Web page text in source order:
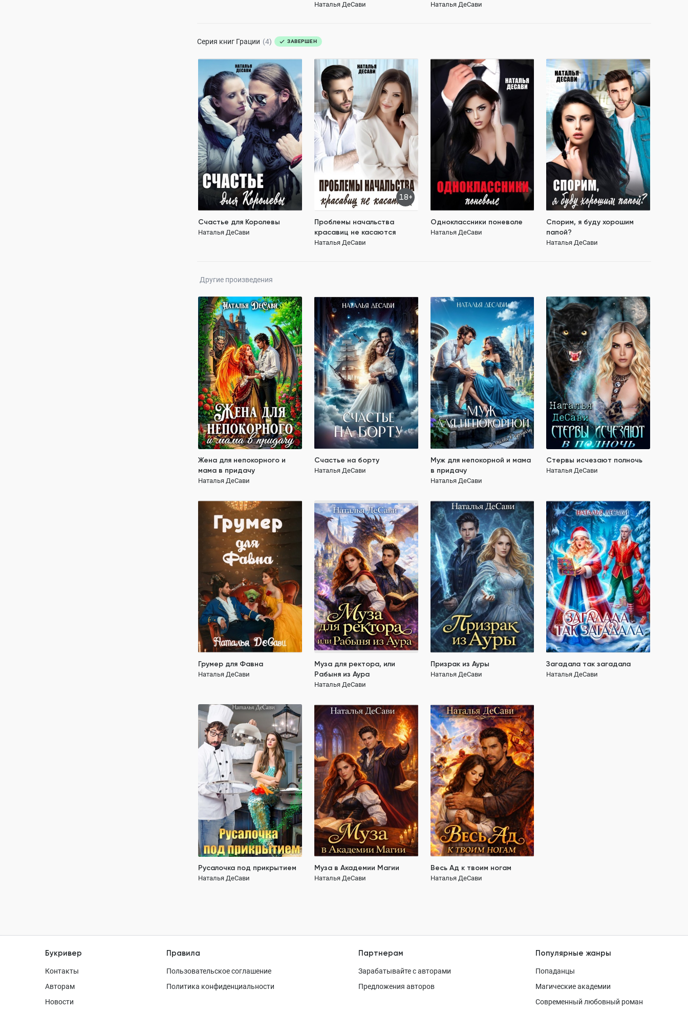
Наталья ДеСави
129 ₽
Наталья ДеСави
129 ₽
Серия книг Грации (4) ЗАВЕРШЕН
Счастье для Королевы
Наталья ДеСави
Счастье для Королевы
Наталья ДеСави
ПОЛНОСТЬЮ
105.3K
служебный роман
лучшие подруги
18+
Проблемы начальства
красавиц не касаются
Наталья ДеСави
Проблемы начальства
красавиц не касаются
Наталья ДеСави
ПОЛНОСТЬЮ
104.8K
противостояние героев
сильный мужчина
герой полицейский
109 ₽
Одноклассники поневоле
Наталья ДеСави
Одноклассники поневоле
Наталья ДеСави
ПОЛНОСТЬЮ
95.1K
встреча через время
бывшие одноклассники
Спорим, я буду хорошим
папой?
Наталья ДеСави
Спорим, я буду хорошим
папой?
Наталья ДеСави
ПОЛНОСТЬЮ
90.6K
Богатый мужчина
любовь на спор
енот
119 ₽
Другие произведения
Жена для непокорного и
мама в придачу
Наталья ДеСави
Жена для непокорного и
мама в придачу
Наталья ДеСави
ПОЛНОСТЬЮ
385.2K
властный герой нежная героиня
вредная свекровь
209 ₽
Счастье на борту
Наталья ДеСави
Счастье на борту
Наталья ДеСави
ПОЛНОСТЬЮ
353.2K
попаданка пираты
морские приключения
Муж для непокорной и мама
в придачу
Наталья ДеСави
Муж для непокорной и мама
в придачу
Наталья ДеСави
ПОЛНОСТЬЮ
335.1K
от ненависти до любви
непокорная героиня
укрощение строптивой
189 ₽
Стервы исчезают полночь
Наталья ДеСави
Стервы исчезают полночь
Наталья ДеСави
ПОЛНОСТЬЮ
282.7K
магия попаданка оборотень
Грумер для Фавна
Наталья ДеСави
Грумер для Фавна
Наталья ДеСави
ПОЛНОСТЬЮ
439.8K
сильная героиня дети животные
189 ₽
Муза для ректора, или
Рабыня из Аура
Наталья ДеСави
Муза для ректора, или
Рабыня из Аура
Наталья ДеСави
ПОЛНОСТЬЮ
442.1K
властный герой сильная героиня
попаданка
189 ₽
Призрак из Ауры
Наталья ДеСави
Призрак из Ауры
Наталья ДеСави
ПОЛНОСТЬЮ
81.0K
тайна
призрак замок
Загадала так загадала
Наталья ДеСави
Загадала так загадала
Наталья ДеСави
ПОЛНОСТЬЮ
349.6K
новый год эльфы толстушка
Русалочка под прикрытием
Наталья ДеСави
Русалочка под прикрытием
Наталья ДеСави
ПОЛНОСТЬЮ
415.5K
юмор
городское фэнтези
агент под прикрытием
Муза в Академии Магии
Наталья ДеСави
Муза в Академии Магии
Наталья ДеСави
ПОЛНОСТЬЮ
397.5K
магическая академия ребенок
акция 31 01
189 ₽
Весь Ад к твоим ногам
Наталья ДеСави
Весь Ад к твоим ногам
Наталья ДеСави
ПОЛНОСТЬЮ
410.8K
властный герой
укрощение строптивого
акция 30 01
189 ₽
Букривер
Контакты
Авторам
Новости
Правила
Пользовательское соглашение
Политика конфиденциальности
Партнерам
Зарабатывайте с авторами
Предложения авторов
Популярные жанры
Попаданцы
Магические академии
Современный любовный роман